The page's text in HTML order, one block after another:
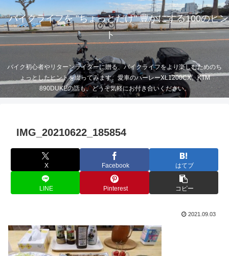
バイクライフを "ちょっとだけ" 豊かにする100のヒン
ト
バイク初心者やリターンライダーに贈る、バイクライフをより楽しむためのち
ょっとしたヒントを綴ってみます。愛車のハーレーXL1200CX、KTM
890DUKEの話も。どうぞ気軽にお付き合いください。
IMG_20210622_185854
X Facebook はてブ
LINE Pinterest コピー
2021.09.03